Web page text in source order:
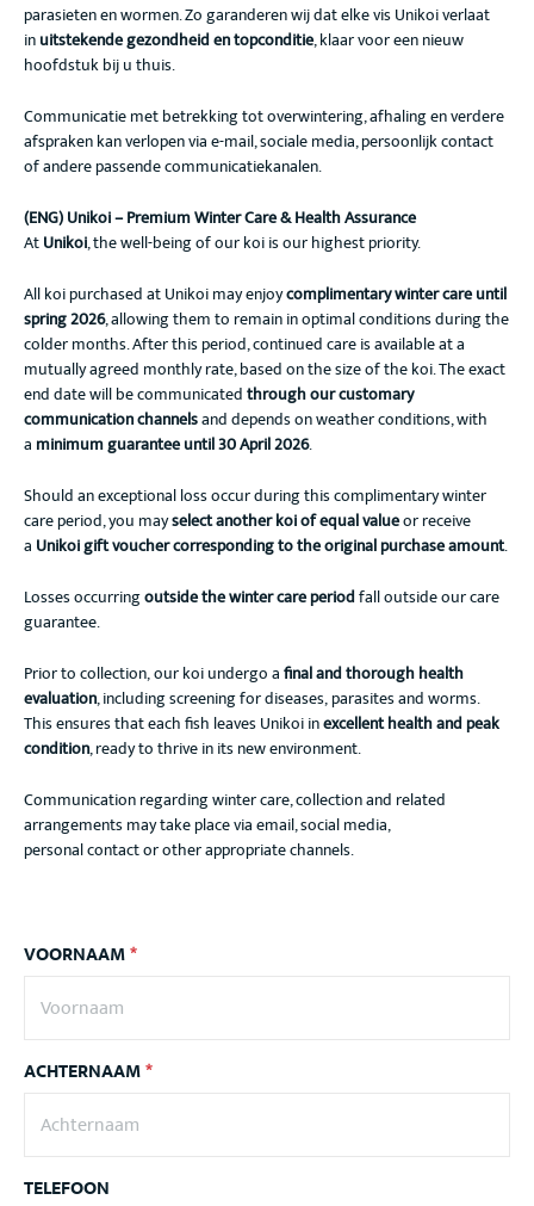
parasieten en wormen. Zo garanderen wij dat elke vis Unikoi verlaat
inuitstekende gezondheid en topconditie, klaar voor een nieuw
hoofdstuk bij u thuis.
Communicatie met betrekking tot overwintering, afhaling en verdere
afspraken kan verlopen via e-mail, sociale media, persoonlijk contact
of andere passende communicatiekanalen.
(ENG) Unikoi – Premium Winter Care & Health Assurance
AtUnikoi, the well-being of our koi is our highest priority.
All koi purchased at Unikoi may enjoycomplimentary winter care until
spring 2026, allowing them to remain in optimal conditions during the
colder months. After this period, continued care is available at a
mutually agreed monthly rate, based on the size of the koi. The exact
end date will be communicatedthrough our customary
communication channelsand depends on weather conditions, with
a minimum guarantee until 30 April 2026.
Should an exceptional loss occur during this complimentary winter
care period, you mayselect another koi of equal valueor receive
a Unikoi gift voucher corresponding to the original purchase amount.
Losses occurringoutside the winter care periodfall outside our care
guarantee.
Prior to collection, our koi undergo afinal and thorough health
evaluation, including screening for diseases, parasites and worms.
This ensures that each fish leaves Unikoi inexcellent health and peak
condition, ready to thrive in its new environment.
Communication regarding winter care, collection and related
arrangements may take place via email, social media,
personal contact or other appropriate channels.
VOORNAAM*
ACHTERNAAM*
TELEFOON